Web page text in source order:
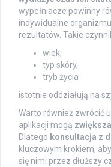
wypełniacze powinny
indywidualne
rezultatów. Takie
wiek,
typ skóry,
tryb życia
istotnie oddziałują na
Warto również zwrócić
aplikacji mogą
Dlatego konsultacja z
kluczowym krokiem,
się nimi przez dłuższy